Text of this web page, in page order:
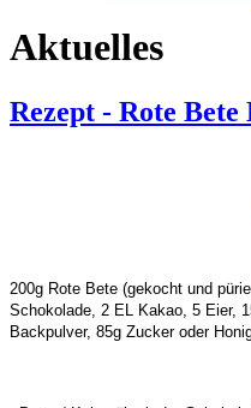
Aktuelles
Rezept - Rote Bete
200g Rote Bete (gekocht und
Schokolade, 2 EL Kakao, 5 Eier,
Backpulver, 85g Zucker oder